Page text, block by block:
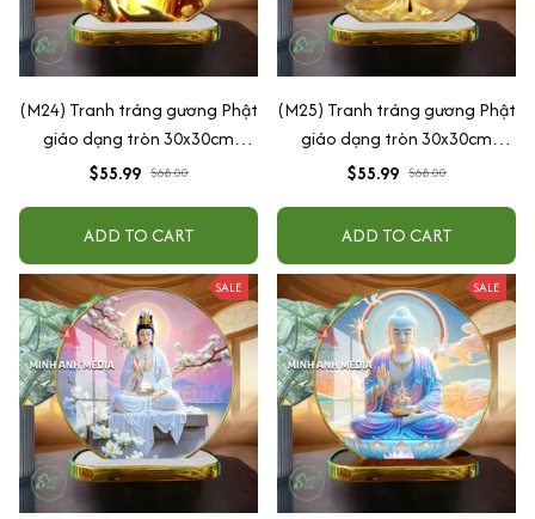
(M24) Tranh tráng gương Phật
giáo dạng tròn 30x30cm
(Tặng đế để bàn)
$55.99 $68.00
ADD TO CART
(M25) Tranh tráng gương Phật
giáo dạng tròn 30x30cm
(Tặng đế để bàn)
$55.99 $68.00
ADD TO CART
SALE SALE